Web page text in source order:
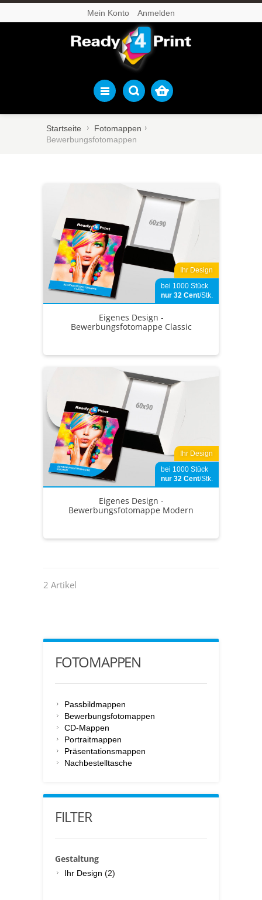
Mein Konto Anmelden
Startseite
Fotomappen
Bewerbungsfotomappen
Ihr Design
bei 1000 Stück
nur 32 Cent/Stk.
Eigenes Design -
Bewerbungsfotomappe Classic
Ihr Design
bei 1000 Stück
nur 32 Cent/Stk.
Eigenes Design -
Bewerbungsfotomappe Modern
2 Artikel
FOTOMAPPEN
Passbildmappen
Bewerbungsfotomappen
CD-Mappen
Portraitmappen
Präsentationsmappen
Nachbestelltasche
FILTER
Gestaltung
Ihr Design (2)